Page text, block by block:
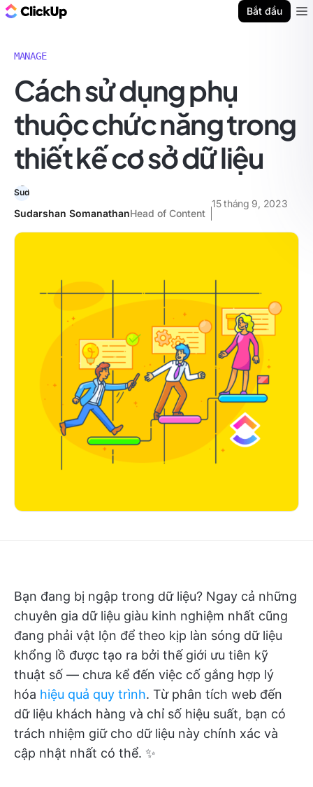
Bắt đầu
MANAGE
Cách sử dụng phụ
thuộc chức năng trong
thiết kế cơ sở dữ liệu
Sudarshan SomanathanHead of Content
15 tháng 9, 2023
Bạn đang bị ngập trong dữ liệu? Ngay cả những
chuyên gia dữ liệu giàu kinh nghiệm nhất cũng
đang phải vật lộn để theo kịp làn sóng dữ liệu
khổng lồ được tạo ra bởi thế giới ưu tiên kỹ
thuật số — chưa kể đến việc cố gắng hợp lý
hóa hiệu quả quy trình. Từ phân tích web đến
dữ liệu khách hàng và chỉ số hiệu suất, bạn có
trách nhiệm giữ cho dữ liệu này chính xác và
cập nhật nhất có thể. ✨